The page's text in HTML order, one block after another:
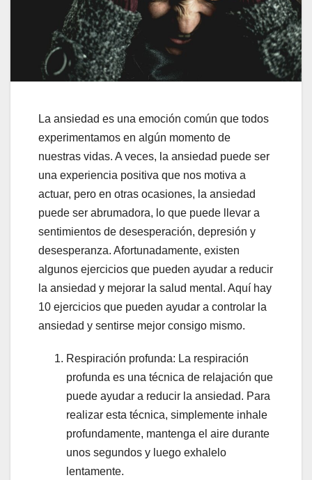
La ansiedad es una emoción común que todos
experimentamos en algún momento de
nuestras vidas. A veces, la ansiedad puede ser
una experiencia positiva que nos motiva a
actuar, pero en otras ocasiones, la ansiedad
puede ser abrumadora, lo que puede llevar a
sentimientos de desesperación, depresión y
desesperanza. Afortunadamente, existen
algunos ejercicios que pueden ayudar a reducir
la ansiedad y mejorar la salud mental. Aquí hay
10 ejercicios que pueden ayudar a controlar la
ansiedad y sentirse mejor consigo mismo.
Respiración profunda: La respiración
profunda es una técnica de relajación que
puede ayudar a reducir la ansiedad. Para
realizar esta técnica, simplemente inhale
profundamente, mantenga el aire durante
unos segundos y luego exhalelo
lentamente.